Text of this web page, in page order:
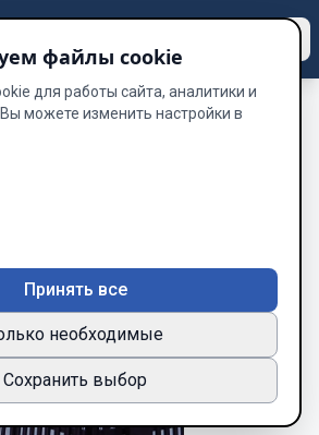
файлы cookie
для работы сайта, аналитики и
можете изменить настройки в
Принять все
необходимые
Сохранить выбор